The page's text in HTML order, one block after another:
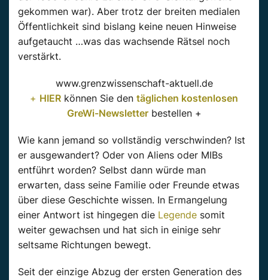
gekommen war). Aber trotz der breiten medialen
Öffentlichkeit sind bislang keine neuen Hinweise
aufgetaucht …was das wachsende Rätsel noch
verstärkt.
www.grenzwissenschaft-aktuell.de
+ HIER können Sie den täglichen kostenlosen
GreWi-Newsletterbestellen +
Wie kann jemand so vollständig verschwinden? Ist
er ausgewandert? Oder von Aliens oder MIBs
entführt worden? Selbst dann würde man
erwarten, dass seine Familie oder Freunde etwas
über diese Geschichte wissen. In Ermangelung
einer Antwort ist hingegen die Legende somit
weiter gewachsen und hat sich in einige sehr
seltsame Richtungen bewegt.
Seit der einzige Abzug der ersten Generation des